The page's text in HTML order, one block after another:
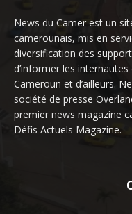
News du Camer est un
camerounais, mis en
diversification des
d’informer les
Cameroun et d’ailleurs.
société de presse
premier news magazine
Défis Actuels Magazine.